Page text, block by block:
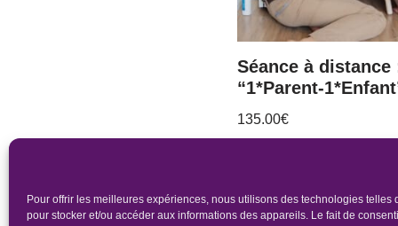
Pour offrir les meilleures expériences, nous utilisons des technologies telles
pour stocker et/ou accéder aux informations des appareils. Le fait de
Séance à distance
“1*Parent-
135.00€